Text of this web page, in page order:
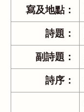
寫及地點：
詩題：
副詩題：
詩序：